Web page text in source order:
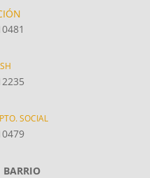
SOCIAL